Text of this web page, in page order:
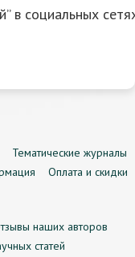
в социальных
Тематические журналы
Оплата и скидки
наших авторов
статей